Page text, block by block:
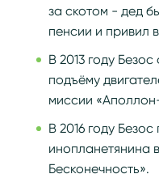
за скотом - дед
пенсии и привил
В 2013 году
подъёму
миссии
В 2016 году
инопланетянина
Бесконечность».